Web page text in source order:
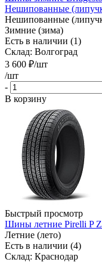
Нешипованные
Нешипованные
Зимние (зима)
Есть в наличии (1)
Склад: Волгоград
3 600 ₽/шт
/шт
-
В корзину
Быстрый просмотр
Шины летние Pirelli P
Летние (лето)
Есть в наличии (4)
Склад: Краснодар